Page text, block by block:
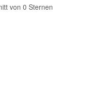
von 0 Sternen